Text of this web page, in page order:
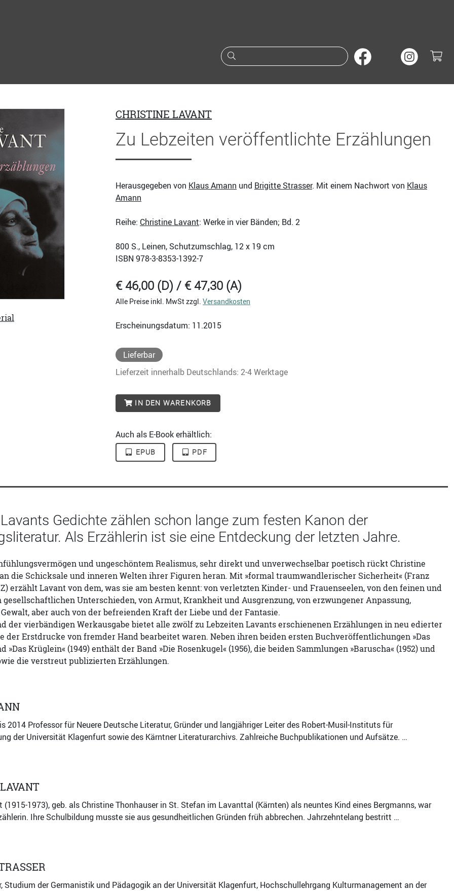
Suche nach Büchern oder
CHRISTINE LAVANT
Zu Lebzeiten veröffentlichte Erzählungen
Herausgegeben von Klaus Amann und Brigitte Strasser. Mit einem Nachwort von Klaus
Amann
Reihe: Christine Lavant: Werke in vier Bänden; Bd. 2
800 S., Leinen, Schutzumschlag, 12 x 19 cm
ISBN 978-3-8353-1392-7
€ 46,00 (D) / € 47,30 (A)
Alle Preise inkl. MwSt zzgl. Versandkosten
Erscheinungsdatum: 11.2015
Lieferbar
Lieferzeit innerhalb Deutschlands: 2-4 Werktage
IN DEN WARENKORB
Auch als E-Book erhältlich:
EPUB PDF
Gedichte zählen schon lange zum festen Kanon der
Als Erzählerin ist sie eine Entdeckung der letzten Jahre.
und ungeschöntem Realismus, sehr direkt und unverwechselbar poetisch rückt Christine
die Schicksale und inneren Welten ihrer Figuren heran. Mit »formal traumwandlerischer Sicherheit« (Franz
erzählt Lavant von dem, was sie am besten kennt: von verletzten Kinder- und Frauenseelen, von den feinen und
Unterschieden, von Armut, Krankheit und Ausgrenzung, von erzwungener Anpassung,
aber auch von der befreienden Kraft der Liebe und der Fantasie.
der vierbändigen Werkausgabe bietet alle zwölf zu Lebzeiten Lavants erschienenen Erzählungen in neu edierter
der Erstdrucke von fremder Hand bearbeitet waren. Neben ihren beiden ersten Buchveröffentlichungen »Das
»Das Krüglein« (1949) enthält der Band »Die Rosenkugel« (1956), die beiden Sammlungen »Baruscha« (1952) und
die verstreut publizierten Erzählungen.
2014 Professor für Neuere Deutsche Literatur, Gründer und langjähriger Leiter des Robert-Musil-Instituts für
der Universität Klagenfurt sowie des Kärntner Literaturarchivs. Zahlreiche Buchpublikationen und Aufsätze. …
(1915-1973), geb. als Christine Thonhauser in St. Stefan im Lavanttal (Kärnten) als neuntes Kind eines Bergmanns, war
Ihre Schulbildung musste sie aus gesundheitlichen Gründen früh abbrechen. Jahrzehntelang bestritt …
Studium der Germanistik und Pädagogik an der Universität Klagenfurt, Hochschullehrgang Kulturmanagement an der